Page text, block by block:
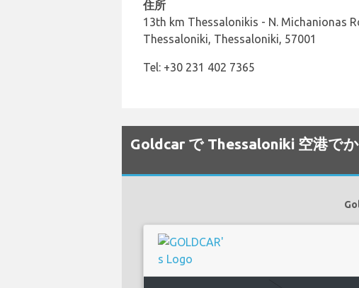
住所
13th km Thessalonikis - N. Michanionas
Thessaloniki, Thessaloniki, 57001
Tel: +30 231 402 7365
Goldcar で Thessaloniki 空港で